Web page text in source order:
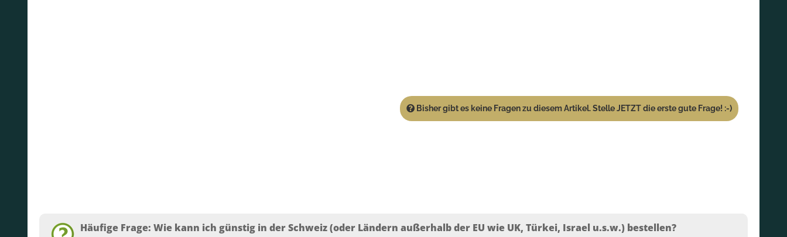
Bisher gibt es keine Fragen zu diesem Artikel. Stelle JETZT die erste gute Frage! :-)
Häufige Frage: Wie kann ich günstig in der Schweiz (oder Ländern außerhalb der EU wie UK, Türkei, Israel u.s.w.) bestellen?